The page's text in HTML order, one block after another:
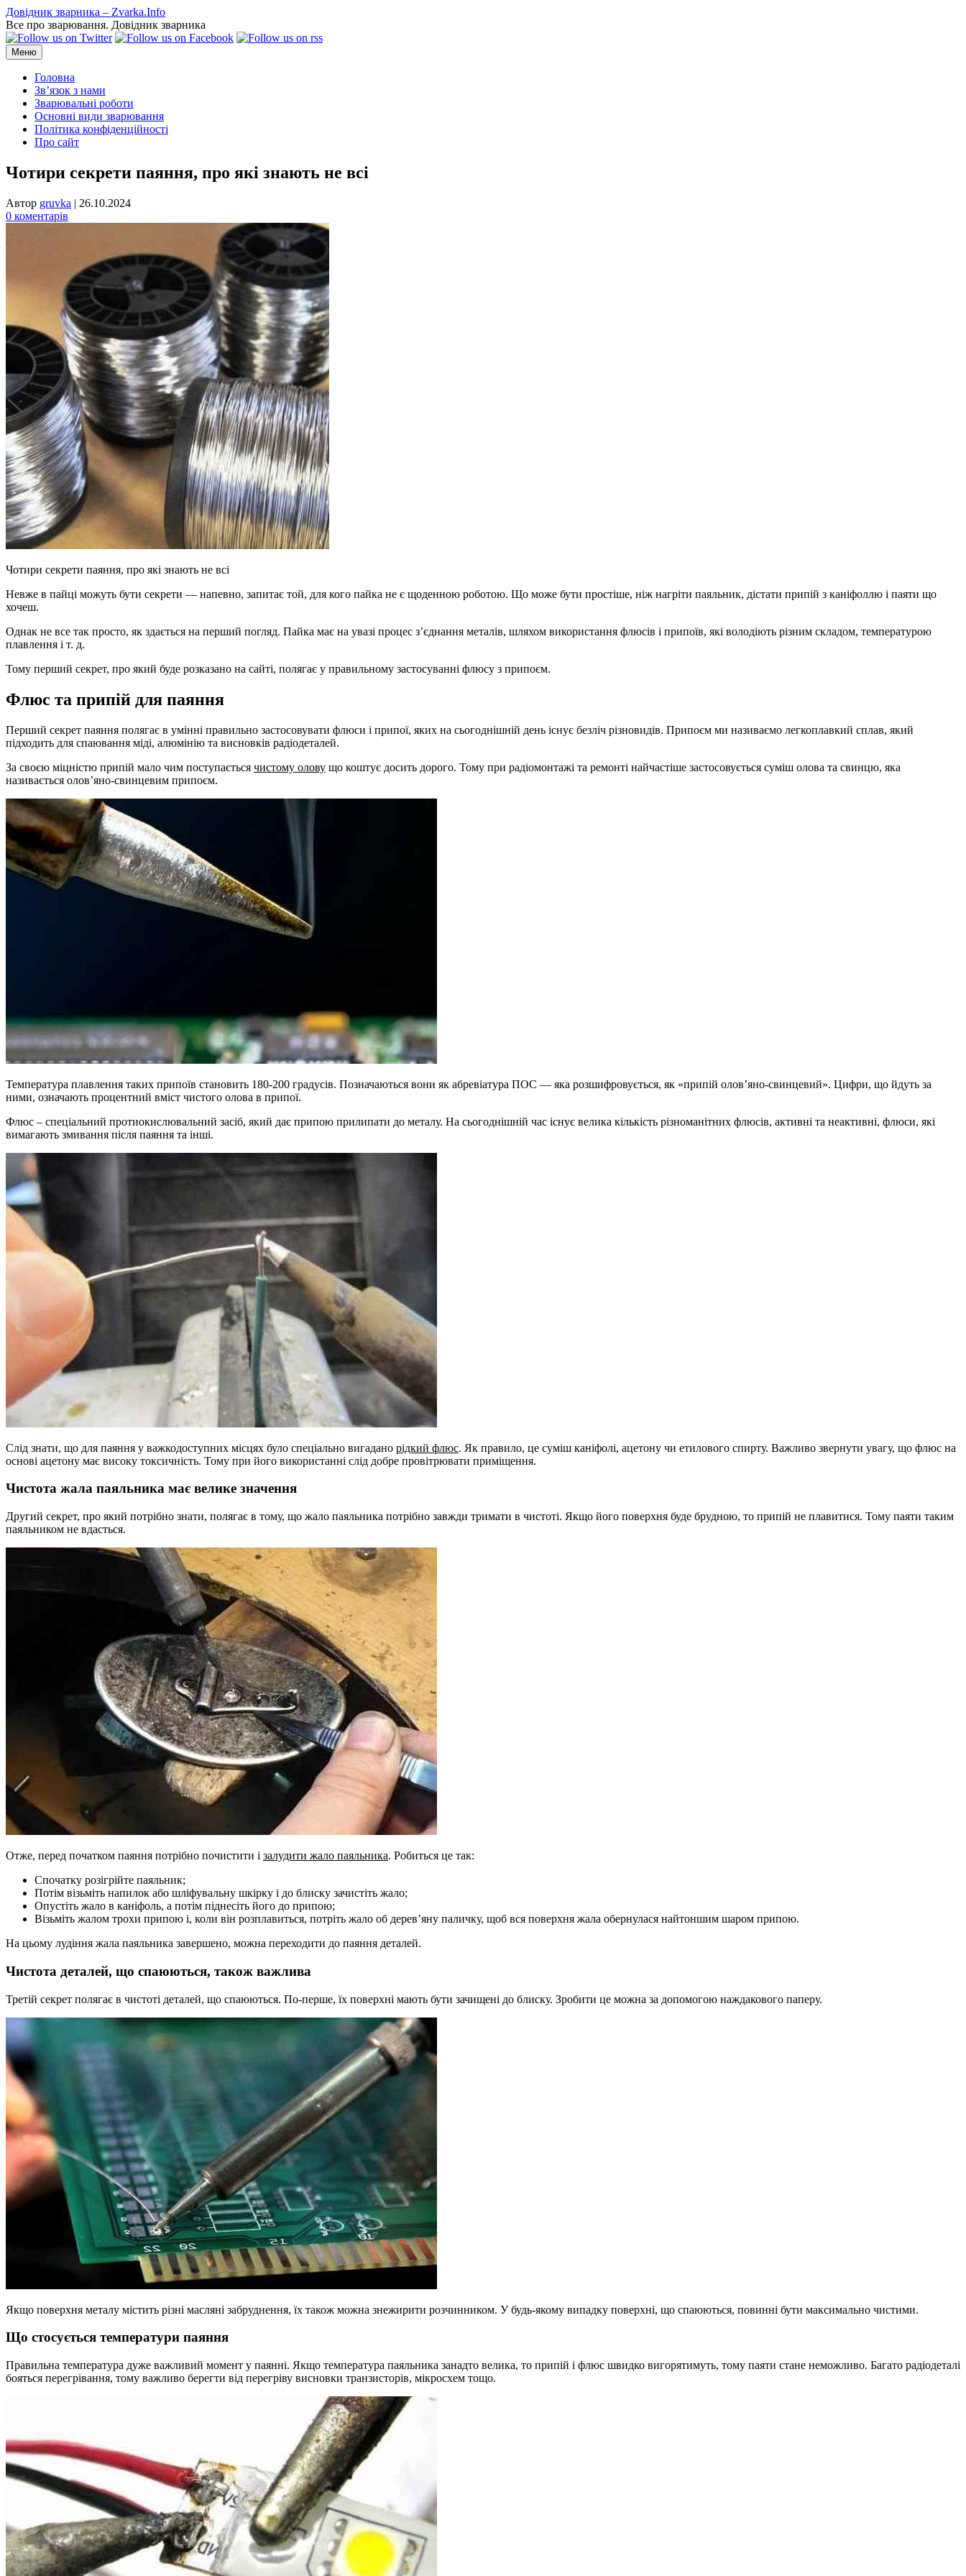
Перейти
до
вмісту
Довідник зварника – Zvarka.Info
Все про зварювання. Довідник зварника
Меню
Головна
Зв’язок з нами
Зварювальні роботи
Основні види зварювання
Політика конфіденційності
Про сайт
Чотири секрети паяння, про які знають не всі
Автор gruvka | 26.10.2024
0 коментарів
Чотири секрети паяння, про які знають не всі
Невже в пайці можуть бути секрети — напевно, запитає той, для кого пайка не є щоденною роботою. Що може бути простіше, ніж нагріти паяльник, дістати припій з каніфоллю і паяти що
хочеш.
Однак не все так просто, як здається на перший погляд. Пайка має на увазі процес з’єднання металів, шляхом використання флюсів і припоїв, які володіють різним складом, температурою
плавлення і т. д.
Тому перший секрет, про який буде розказано на сайті, полягає у правильному застосуванні флюсу з припоєм.
Флюс та припій для паяння
Перший секрет паяння полягає в умінні правильно застосовувати флюси і припої, яких на сьогоднішній день існує безліч різновидів. Припоєм ми називаємо легкоплавкий сплав, який
підходить для спаювання міді, алюмінію та висновків радіодеталей.
За своєю міцністю припій мало чим поступається чистому олову що коштує досить дорого. Тому при радіомонтажі та ремонті найчастіше застосовується суміш олова та свинцю, яка
називається олов’яно-свинцевим припоєм.
Температура плавлення таких припоїв становить 180-200 градусів. Позначаються вони як абревіатура ПОС — яка розшифровується, як «припій олов’яно-свинцевий». Цифри, що йдуть за
ними, означають процентний вміст чистого олова в припої.
Флюс – спеціальний протиокислювальний засіб, який дає припою прилипати до металу. На сьогоднішній час існує велика кількість різноманітних флюсів, активні та неактивні, флюси, які
вимагають змивання після паяння та інші.
Слід знати, що для паяння у важкодоступних місцях було спеціально вигадано рідкий флюс. Як правило, це суміш каніфолі, ацетону чи етилового спирту. Важливо звернути увагу, що флюс на
основі ацетону має високу токсичність. Тому при його використанні слід добре провітрювати приміщення.
Чистота жала паяльника має велике значення
Другий секрет, про який потрібно знати, полягає в тому, що жало паяльника потрібно завжди тримати в чистоті. Якщо його поверхня буде брудною, то припій не плавитися. Тому паяти таким
паяльником не вдасться.
Отже, перед початком паяння потрібно почистити і залудити жало паяльника. Робиться це так:
Спочатку розігрійте паяльник;
Потім візьміть напилок або шліфувальну шкірку і до блиску зачистіть жало;
Опустіть жало в каніфоль, а потім піднесіть його до припою;
Візьміть жалом трохи припою і, коли він розплавиться, потріть жало об дерев’яну паличку, щоб вся поверхня жала обернулася найтоншим шаром припою.
На цьому лудіння жала паяльника завершено, можна переходити до паяння деталей.
Чистота деталей, що спаюються, також важлива
Третій секрет полягає в чистоті деталей, що спаюються. По-перше, їх поверхні мають бути зачищені до блиску. Зробити це можна за допомогою наждакового паперу.
Якщо поверхня металу містить різні масляні забруднення, їх також можна знежирити розчинником. У будь-якому випадку поверхні, що спаюються, повинні бути максимально чистими.
Що стосується температури паяння
Правильна температура дуже важливий момент у паянні. Якщо температура паяльника занадто велика, то припій і флюс швидко вигорятимуть, тому паяти стане неможливо. Багато радіодеталі
бояться перегрівання, тому важливо берегти від перегріву висновки транзисторів, мікросхем тощо.